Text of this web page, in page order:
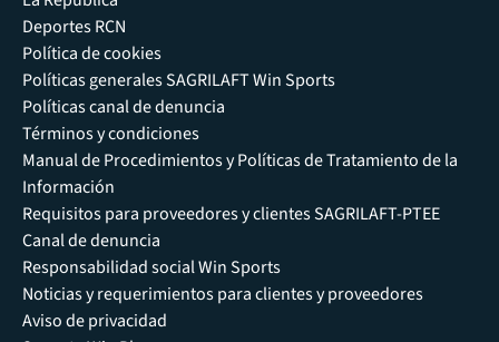
Deportes RCN
Política de cookies
Políticas generales SAGRILAFT Win Sports
Políticas canal de denuncia
Términos y condiciones
Manual de Procedimientos y Políticas de Tratamiento de la
Información
Requisitos para proveedores y clientes SAGRILAFT-PTEE
Canal de denuncia
Responsabilidad social Win Sports
Noticias y requerimientos para clientes y proveedores
Aviso de privacidad